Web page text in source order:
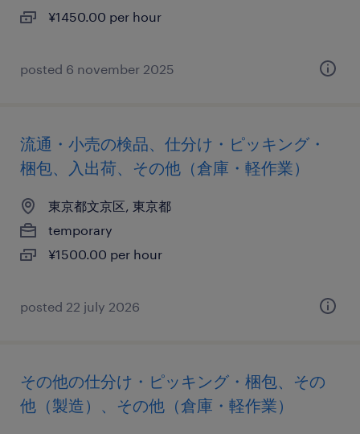
¥1450.00 per hour
posted 6 november 2025
流通・小売の検品、仕分け・ピッキング・
梱包、入出荷、その他（倉庫・軽作業）
東京都文京区, 東京都
temporary
¥1500.00 per hour
posted 22 july 2026
その他の仕分け・ピッキング・梱包、その
他（製造）、その他（倉庫・軽作業）